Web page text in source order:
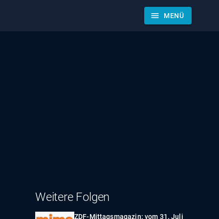
menu MENÜ
Weitere Folgen
ZDF-Mittagsmagazin: vom 31. Juli